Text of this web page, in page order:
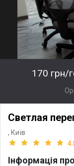
170 грн/
Светлая
, Київ
Інформація